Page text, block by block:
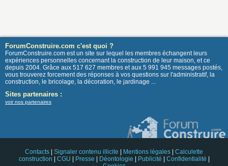
ForumConstruire.com c'est quoi ?
ForumConstruire.com est un site sur lequel les membres échangent leurs
expériences personnelles concernant la construction de leur maison, et ce
depuis 2004. Grâce aux 517 627 membres et aux 5 991 945 messages postés,
vous trouverez forcement des réponses à vos questions sur l'administratif, la
construction, le bricolage, la décoration, le jardinage ...
Sites partenaires :
voir nos partenaires
Contacts Signaler contenu illicite Mentions légales
Calculette
construction
CGU Presse Déontologie Publicité Confidentialité